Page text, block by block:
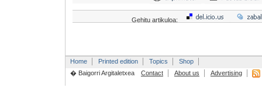
Gehitu artikuloa:
Home Printed edition Topics
Shop
� Baigorri Argitaletxea
Contact About us Advertising